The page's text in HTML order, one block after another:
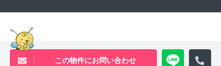
この物件にお問い合わせ